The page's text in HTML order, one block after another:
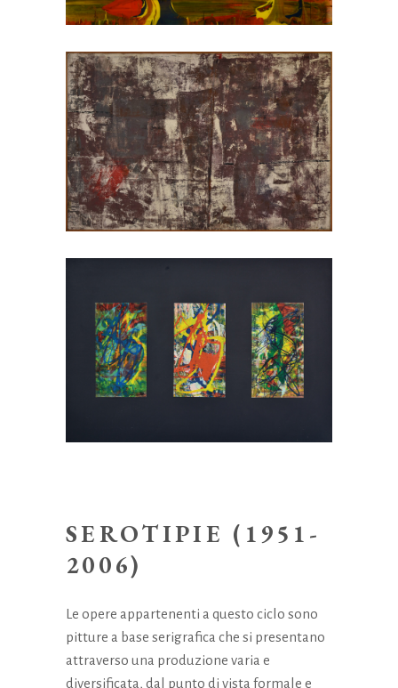
SEROTIPIE (1951-
2006)
Le opere appartenenti a questo ciclo sono
pitture a base serigrafica che si presentano
attraverso una produzione varia e
diversificata, dal punto di vista formale e